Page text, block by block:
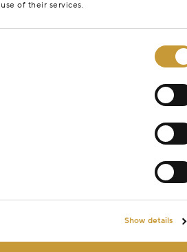
of their services.
Show details